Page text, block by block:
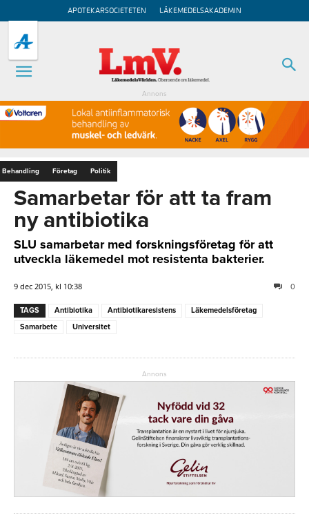
APOTEKARSOCIETETEN LÄKEMEDELSAKADEMIN
Annons
Behandling Företag Politik
Samarbetar för att ta fram
ny antibiotika
SLU samarbetar med forskningsföretag för att
utveckla läkemedel mot resistenta bakterier.
9 dec 2015, kl 10:38 0
TAGS Antibiotika Antibiotikaresistens
Läkemedelsföretag
Samarbete
Universitet
Annons